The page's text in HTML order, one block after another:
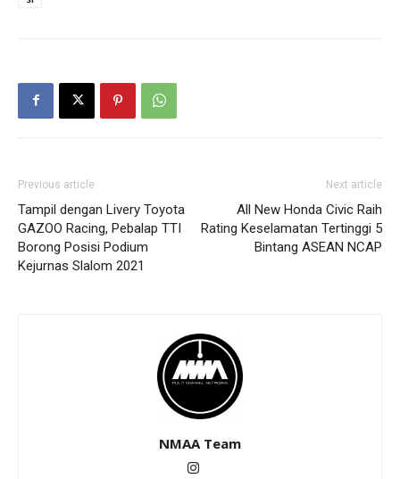
Previous article
Tampil dengan Livery Toyota
GAZOO Racing, Pebalap TTI
Borong Posisi Podium
Kejurnas Slalom 2021
Next article
All New Honda Civic Raih
Rating Keselamatan Tertinggi 5
Bintang ASEAN NCAP
NMAA Team